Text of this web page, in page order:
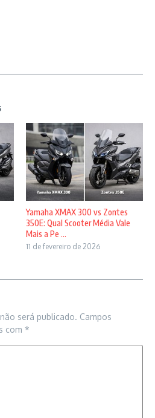
Yamaha XMAX 300 vs Zontes
350E: Qual Scooter Média Vale
Mais a Pe ...
11 de fevereiro de 2026
será publicado. Campos
com *